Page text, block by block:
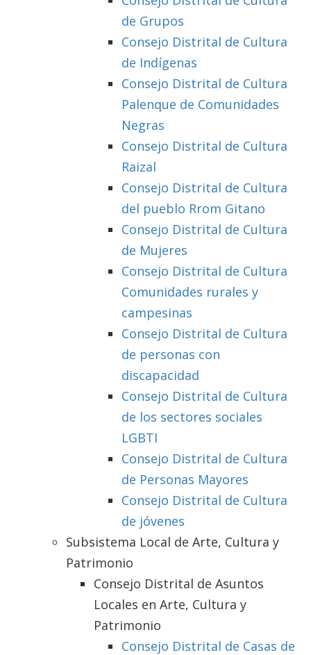
de Grupos
Consejo Distrital de Cultura
de Indígenas
Consejo Distrital de Cultura
Palenque de Comunidades
Negras
Consejo Distrital de Cultura
Raizal
Consejo Distrital de Cultura
del pueblo Rrom Gitano
Consejo Distrital de Cultura
de Mujeres
Consejo Distrital de Cultura
Comunidades rurales y
campesinas
Consejo Distrital de Cultura
de personas con
discapacidad
Consejo Distrital de Cultura
de los sectores sociales
LGBTI
Consejo Distrital de Cultura
de Personas Mayores
Consejo Distrital de Cultura
de jóvenes
Subsistema Local de Arte, Cultura y
Patrimonio
Consejo Distrital de Asuntos
Locales en Arte, Cultura y
Patrimonio
Consejo Distrital de Casas de